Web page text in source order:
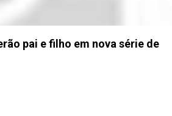
pai e filho em nova série de